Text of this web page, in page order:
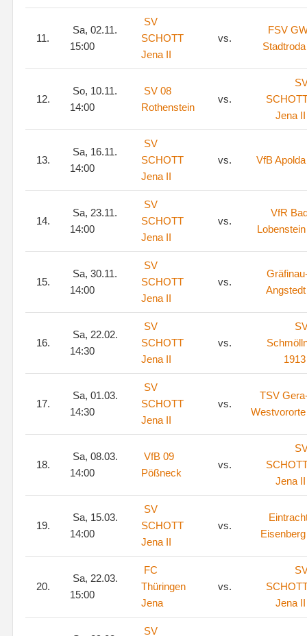
11.
Sa, 02.11.
15:00
SV
SCHOTT
Jena II
vs.
FSV
Stadtroda
12.
So, 10.11.
14:00
SV 08
Rothenstein
vs.
Jena II
13.
Sa, 16.11.
14:00
SV
SCHOTT
Jena II
vs. VfB Apolda
14.
Sa, 23.11.
14:00
SV
SCHOTT
Jena II
vs.
VfR
Lobenstein
15.
Sa, 30.11.
14:00
SV
SCHOTT
Jena II
vs.
Angstedt
16.
Sa, 22.02.
14:30
SV
SCHOTT
Jena II
vs.
1913
17.
Sa, 01.03.
14:30
SV
SCHOTT
Jena II
vs.
TSV
Westvororte
18.
Sa, 08.03.
14:00
VfB 09
Pößneck
vs.
Jena II
19.
Sa, 15.03.
14:00
SV
SCHOTT
Jena II
vs.
Eisenberg
20.
Sa, 22.03.
15:00
FC
Thüringen
Jena
vs.
Jena II
SV